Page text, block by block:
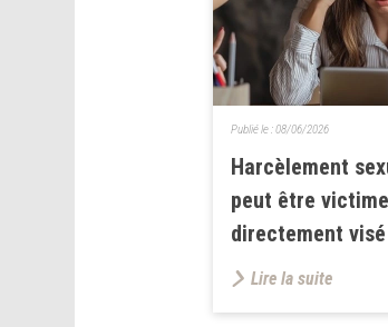
Harcèlement
peut être
directement
Publié le :08/06/2026
Lire la suite